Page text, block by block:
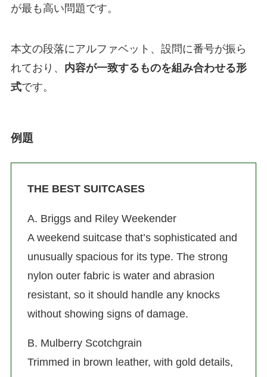
が最も高い問題です。
本文の段落にアルファベット、設問に番号が振ら
れており、 内容が一致するものを組み合わせる形
式です。
例題
THE BEST SUITCASES
A. Briggs and Riley Weekender
A weekend suitcase that’s sophisticated and
unusually spacious for its type. The strong
nylon outer fabric is water and abrasion
resistant, so it should handle any knocks
without showing signs of damage.
B. Mulberry Scotchgrain
Trimmed in brown leather, with gold details,